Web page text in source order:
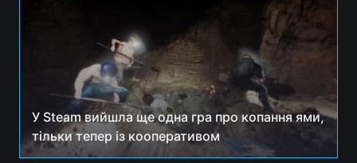
У Steam вийшла ще одна гра про копання ями,
тільки тепер із кооперативом